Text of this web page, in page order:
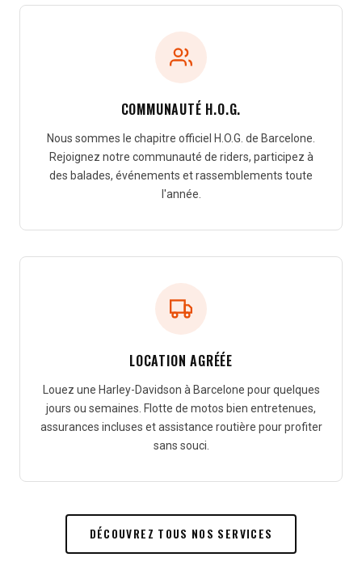
COMMUNAUTÉ H.O.G.
Nous sommes le chapitre officiel H.O.G. de Barcelone.
Rejoignez notre communauté de riders, participez à
des balades, événements et rassemblements toute
l'année.
LOCATION AGRÉÉE
Louez une Harley-Davidson à Barcelone pour quelques
jours ou semaines. Flotte de motos bien entretenues,
assurances incluses et assistance routière pour profiter
sans souci.
DÉCOUVREZ TOUS NOS SERVICES